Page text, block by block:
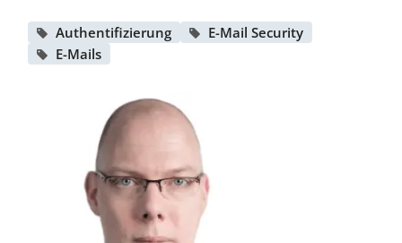
Authentifizierung
E-Mail Security
E-Mails